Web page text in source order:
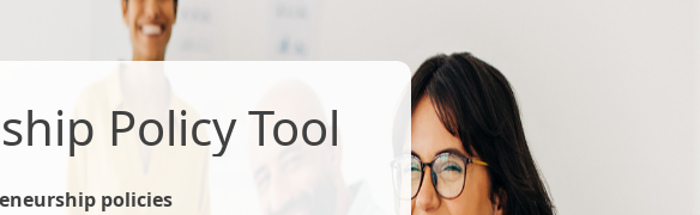
Policy Tool
policies